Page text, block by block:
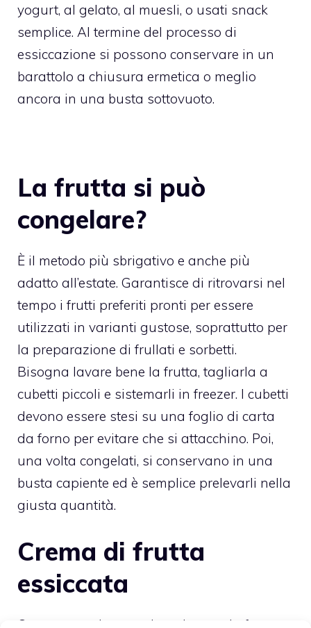
yogurt, al gelato, al muesli, o usati snack
semplice. Al termine del processo di
essiccazione si possono conservare in un
barattolo a chiusura ermetica o meglio
ancora in una busta sottovuoto.
La frutta si può
congelare?
È il metodo più sbrigativo e anche più
adatto all’estate. Garantisce di ritrovarsi nel
tempo i frutti preferiti pronti per essere
utilizzati in varianti gustose, soprattutto per
la preparazione di frullati e sorbetti.
Bisogna lavare bene la frutta, tagliarla a
cubetti piccoli e sistemarli in freezer. I cubetti
devono essere stesi su una foglio di carta
da forno per evitare che si attacchino. Poi,
una volta congelati, si conservano in una
busta capiente ed è semplice prelevarli nella
giusta quantità.
Crema di frutta
essiccata
Con questo sistema si rende tutta la frutta